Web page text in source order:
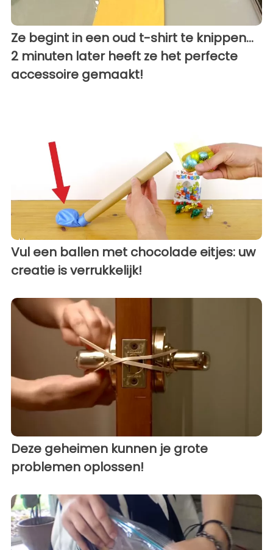
Ze begint in een oud t-shirt te knippen...
2 minuten later heeft ze het perfecte
accessoire gemaakt!
Vul een ballen met chocolade eitjes: uw
creatie is verrukkelijk!
Deze geheimen kunnen je grote
problemen oplossen!